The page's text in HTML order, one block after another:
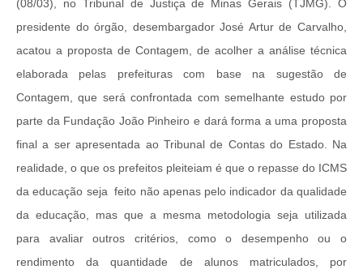
(08/03), no Tribunal de Justiça de Minas Gerais (TJMG). O
presidente do órgão, desembargador José Artur de Carvalho,
acatou a proposta de Contagem, de acolher a análise técnica
elaborada pelas prefeituras com base na sugestão de
Contagem, que será confrontada com semelhante estudo por
parte da Fundação João Pinheiro e dará forma a uma proposta
final a ser apresentada ao Tribunal de Contas do Estado. Na
realidade, o que os prefeitos pleiteiam é que o repasse do ICMS
da educação seja feito não apenas pelo indicador da qualidade
da educação, mas que a mesma metodologia seja utilizada
para avaliar outros critérios, como o desempenho ou o
rendimento da quantidade de alunos matriculados, por